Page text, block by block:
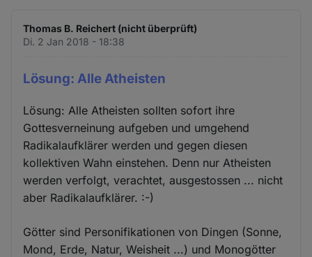
Thomas B. Reichert (nicht überprüft)
Di. 2 Jan 2018 - 18:38
Lösung: Alle Atheisten
Lösung: Alle Atheisten sollten sofort ihre
Gottesverneinung aufgeben und umgehend
Radikalaufklärer werden und gegen diesen
kollektiven Wahn einstehen. Denn nur Atheisten
werden verfolgt, verachtet, ausgestossen ... nicht
aber Radikalaufklärer. :-)
Götter sind Personifikationen von Dingen (Sonne,
Mond, Erde, Natur, Weisheit ...) und Monogötter